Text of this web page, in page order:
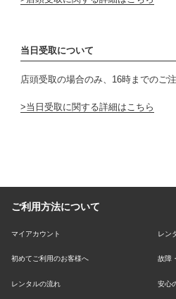
当日受取について
店頭受取の場合のみ、16時までのご
当日受取に関する詳細はこちら
ご利用方法について
マイアカウント レン
初めてご利用のお客様へ 故障
レンタルの流れ 安心